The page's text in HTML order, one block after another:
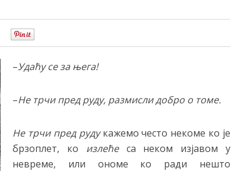
–Удаћу се за њега!
–Не трчи пред руду, размисли добро о томе.
Не трчи пред рудукажемо често некоме ко је
брзоплет, ко излећеса неком изјавом у
невреме, или ономе ко ради нешто